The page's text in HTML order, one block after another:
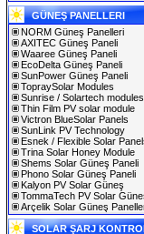
GÜNEŞ PANELLERI
NORM Güneş Panelleri
AXITEC Güneş Paneli
Waaree Güneş Paneli
EcoDelta Güneş Paneli
SunPower Güneş Paneli
TopraySolar Modules
Sunrise / Solartech modules
Thin Film PV solar module
Victron BlueSolar Panels
SunLink PV Technology
Esnek / Flexible Solar
Trina Solar Honey Module
Shems Solar Güneş Paneli
Phono Solar Güneş Paneli
Kalyon PV Solar Güneş
TommaTech PV Solar
Arçelik Solar Güneş
SOLAR ŞARJ